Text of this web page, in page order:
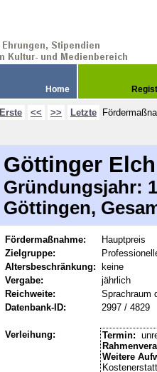
Home
Erste << >> Letzte
Göttinger Elch
Gründungsjahr:
Göttingen,
Fördermaßnahme:
Hauptpreis
Zielgruppe:
Altersbeschränkung:
keine
Vergabe:
jährlich
Reichweite:
Sprachraum
Datenbank-ID:
2997 / 4829
Verleihung: Termin:
Weitere